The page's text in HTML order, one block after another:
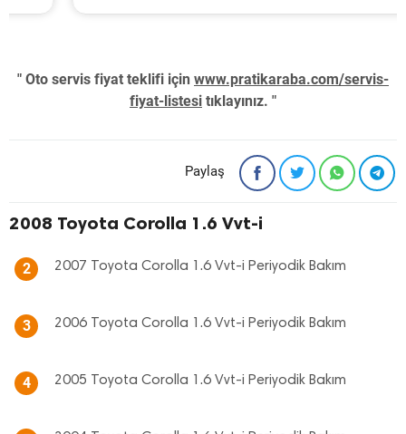
" Oto servis fiyat teklifi için www.pratikaraba.com/servis-
fiyat-listesi tıklayınız. "
Paylaş
2008 Toyota Corolla 1.6 Vvt-i
2 2007 Toyota Corolla 1.6 Vvt-i Periyodik Bakım
3 2006 Toyota Corolla 1.6 Vvt-i Periyodik Bakım
4 2005 Toyota Corolla 1.6 Vvt-i Periyodik Bakım